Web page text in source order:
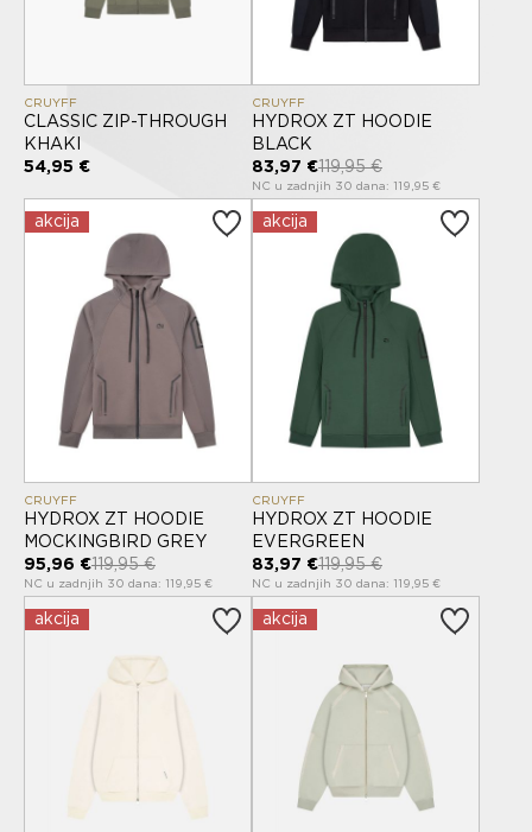
CRUYFF
CLASSIC ZIP-THROUGH
KHAKI
54,95 €
CRUYFF
HYDROX ZT HOODIE
BLACK
83,97 €119,95 €
NC u zadnjih 30 dana: 119,95 €
akcija
CRUYFF
HYDROX ZT HOODIE
MOCKINGBIRD GREY
95,96 €119,95 €
NC u zadnjih 30 dana: 119,95 €
akcija
CRUYFF
HYDROX ZT HOODIE
EVERGREEN
83,97 €119,95 €
NC u zadnjih 30 dana: 119,95 €
akcija akcija